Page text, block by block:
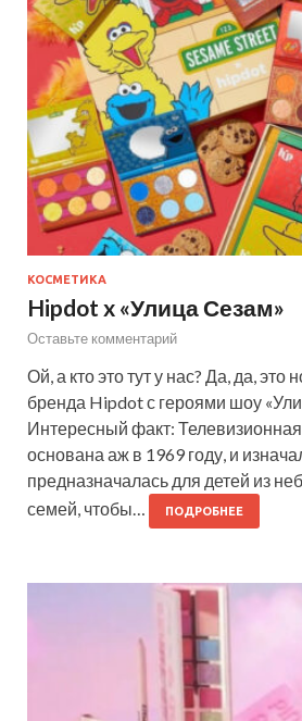
КОСМЕТИКА
Hipdot x «Улица Сезам»
Оставьте комментарий
Ой, а кто это тут у нас? Да, да, это
бренда Hipdot с героями шоу
Интересный факт:
основана аж в 1969 году, и
предназначалась для детей из
семей, чтобы…
ПОДРОБНЕЕ